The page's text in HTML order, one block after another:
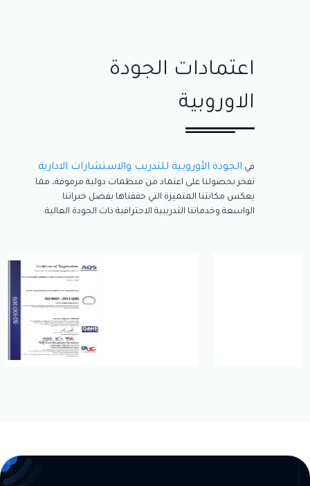
اعتمادات الجودة
الاوروبية
في الجودة الأوروبية للتدريب والاستشارات الادارية
نفخر بحصولنا على اعتماد من منظمات دولية مرموقة، مما
يعكس مكانتنا المتميزة التي حققناها بفضل خبراتنا
الواسعة وخدماتنا التدريبية الاحترافية ذات الجودة العالية.